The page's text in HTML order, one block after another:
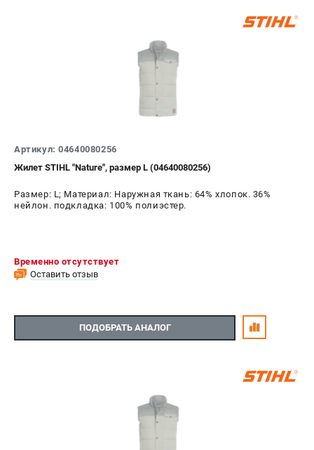
Артикул: 04640080256
Жилет STIHL "Nature", размер L (04640080256)
Размер: L; Материал: Наружная ткань: 64% хлопок. 36%
нейлон. подкладка: 100% полиэстер.
Временно отсутствует
Оставить отзыв
ПОДОБРАТЬ АНАЛОГ